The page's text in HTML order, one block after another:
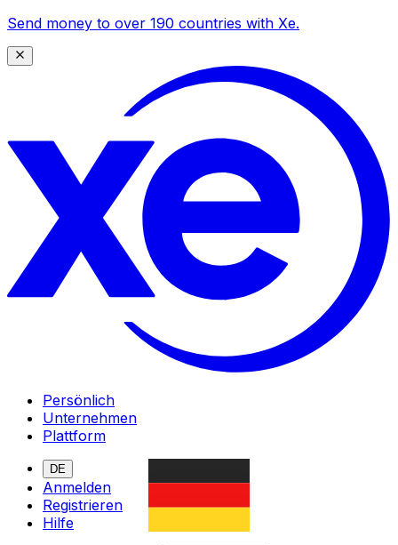
Send money to over 190 countries with Xe.
Persönlich
Unternehmen
Plattform
DE
Anmelden
Registrieren
Hilfe